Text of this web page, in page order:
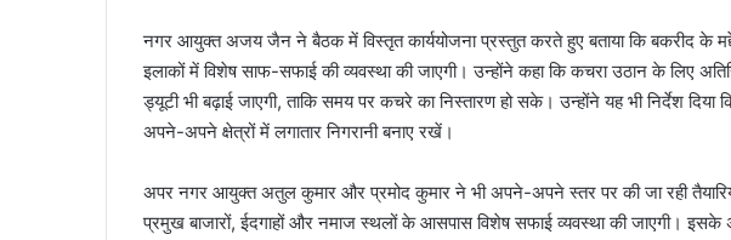
नगर आयुक्त अजय जैन ने बैठक में विस्तृत कार्ययोजना प्रस्तुत करते हुए बताया कि बकरीद के
इलाकों में विशेष साफ-सफाई की व्यवस्था की जाएगी। उन्होंने कहा कि कचरा उठान के लिए
ड्यूटी भी बढ़ाई जाएगी, ताकि समय पर कचरे का निस्तारण हो सके। उन्होंने यह भी निर्देश
अपने-अपने क्षेत्रों में लगातार निगरानी बनाए रखें।
अपर नगर आयुक्त अतुल कुमार और प्रमोद कुमार ने भी अपने-अपने स्तर पर की जा रही
प्रमुख बाजारों, ईदगाहों और नमाज स्थलों के आसपास विशेष सफाई व्यवस्था की जाएगी। इसके